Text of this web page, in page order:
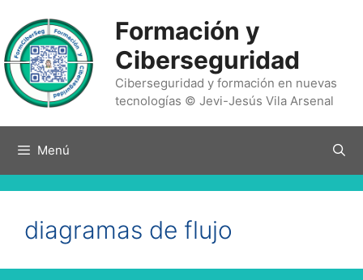
contenido
Formación y
Ciberseguridad
Ciberseguridad y formación en nuevas
tecnologías © Jevi-Jesús Vila Arsenal
Menú
diagramas de flujo